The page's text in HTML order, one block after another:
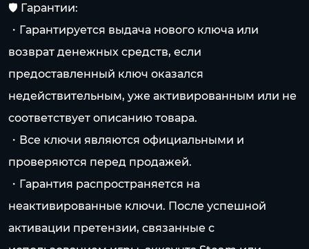
🛡 Гарантии:
・Гарантируется выдача нового ключа или
возврат денежных средств, если
предоставленный ключ оказался
недействительным, уже активированным или не
соответствует описанию товара.
・Все ключи являются официальными и
проверяются перед продажей.
・Гарантия распространяется на
неактивированные ключи. После успешной
активации претензии, связанные с